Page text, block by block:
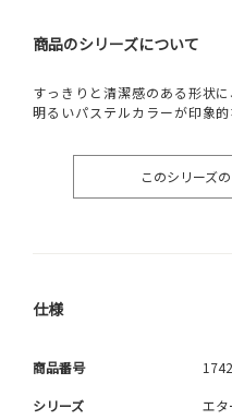
商品のシリーズについて
すっきりと清潔感のある形状
明るいパステルカラーが印象的
このシリーズ
仕様
商品番号
シリーズ エタ